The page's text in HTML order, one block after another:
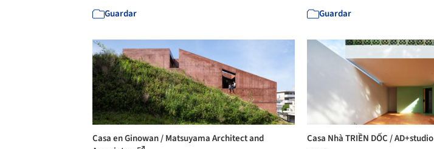
Guardar Guardar
Casa en Ginowan / Matsuyama Architect and
Casa Nhà TRIỀN DỐC / AD+studio